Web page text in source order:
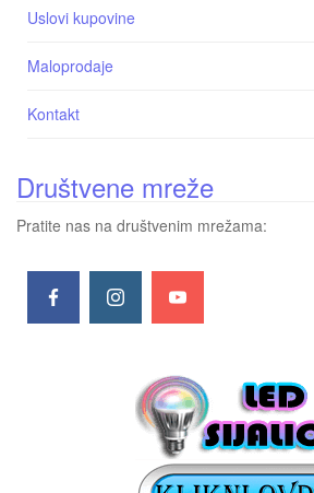
Uslovi kupovine
Maloprodaje
Kontakt
Društvene mreže
Pratite nas na društvenim mrežama: